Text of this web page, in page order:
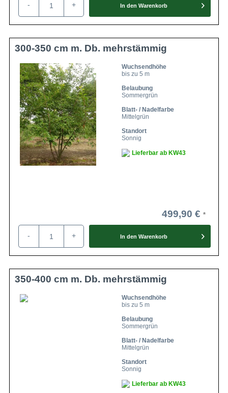
- + In den Warenkorb
300-350 cm m. Db. mehrstämmig
Wuchsendhöhe
bis zu 5 m
Belaubung
Sommergrün
Blatt- / Nadelfarbe
Mittelgrün
Standort
Sonnig
Lieferbar ab KW43
499,90 €
- + In den Warenkorb
350-400 cm m. Db. mehrstämmig
Wuchsendhöhe
bis zu 5 m
Belaubung
Sommergrün
Blatt- / Nadelfarbe
Mittelgrün
Standort
Sonnig
Lieferbar ab KW43